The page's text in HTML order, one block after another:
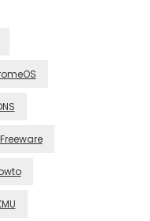
Freeware